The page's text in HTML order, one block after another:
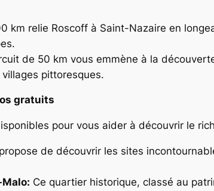
km relie Roscoff à Saint-Nazaire en
de 50 km vous emmène à la
pittoresques.
gratuits
pour vous aider à découvrir le
de découvrir les sites
Ce quartier historique, classé au